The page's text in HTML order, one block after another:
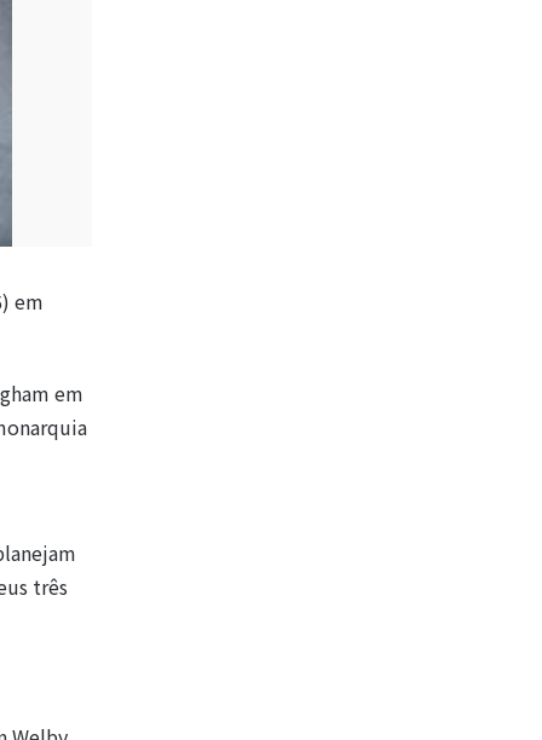
em
em
três